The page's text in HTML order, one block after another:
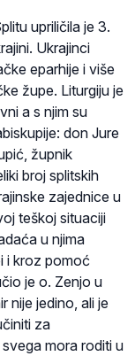
upriličila je 3.
Ukrajinci
eparhije i više
župe. Liturgiju je
a s njim su
don Jure
župnik
broj splitskih
zajednice u
teškoj situaciji
u njima
i kroz pomoć
je o. Zenjo u
nije jedino, ali je
za
mora roditi u